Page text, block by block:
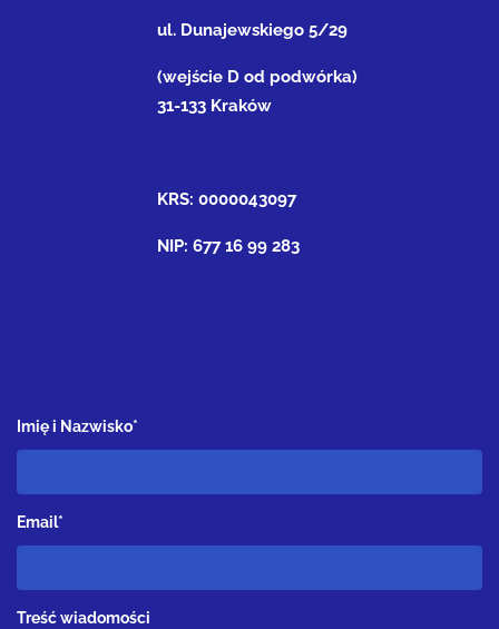
ul. Dunajewskiego 5/29
(wejście D od podwórka)
31-133 Kraków
KRS: 0000043097
NIP: 677 16 99 283
Imię i Nazwisko*
Email*
Treść wiadomości